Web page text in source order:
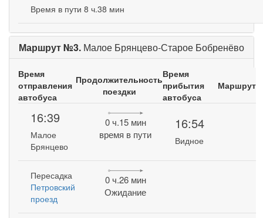
Время в пути 8 ч.38 мин
Маршрут №3. Малое Брянцево-Старое Бобренёво
Время
отправления
автобуса
Продолжительность
поездки
Время
прибытия
автобуса
Маршрут
16:39
Малое
Брянцево
0 ч.15 мин
время в пути
16:54
Видное
Пересадка
Петровский
проезд
0 ч.26 мин
Ожидание